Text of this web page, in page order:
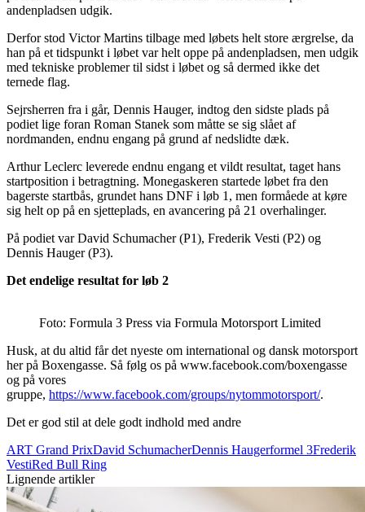
andenpladsen udgik.
Derfor stod Victor Martins tilbage med løbets helt store ærgrelse, da
han på et tidspunkt i løbet var helt oppe på andenpladsen, men udgik
med tekniske problemer til sidst i løbet og så dermed ikke det
ternede flag.
Sejrsherren fra i går, Dennis Hauger, indtog den sidste plads på
podiet lige foran Roman Stanek som måtte se sig slået af
nordmanden, endnu engang på grund af nedslidte dæk.
Arthur Leclerc leverede endnu engang et vildt resultat, taget hans
startposition i betragtning. Monegaskeren startede løbet fra den
bagerste startbås, grundet hans DNF i løb 1, men formåede at køre
sig helt op på en sjetteplads, en avancering på 21 overhalinger.
På podiet var David Schumacher (P1), Frederik Vesti (P2) og
Dennis Hauger (P3).
Det endelige resultat for løb 2
Foto: Formula 3 Press via Formula Motorsport Limited
Husk, at du altid får det nyeste om international og dansk motorsport
her på Boxengasse. Så følg os på www.facebook.com/boxengasse
og på vores
gruppe, https://www.facebook.com/groups/nytommotorsport/.
Det er god stil at dele godt indhold med andre
ART Grand PrixDavid SchumacherDennis Haugerformel 3Frederik
VestiRed Bull Ring
Lignende artikler